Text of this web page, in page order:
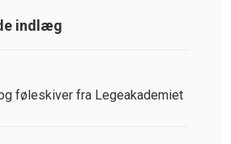
indlæg
føleskiver fra Legeakademiet